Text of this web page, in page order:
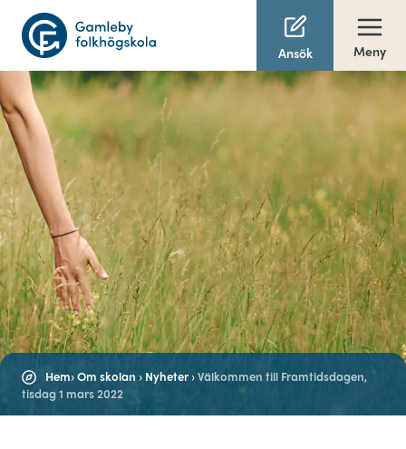
Ansök Meny
Hem›Om skolan › Nyheter›Välkommen till Framtidsdagen,
tisdag 1 mars 2022